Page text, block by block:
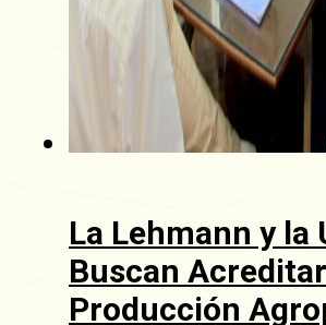
La Lehmann y la
Buscan
Producción